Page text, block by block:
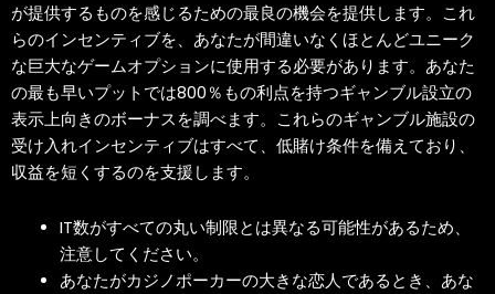
が提供するものを感じるための最良の機会を提供します。これ
らのインセンティブを、あなたが間違いなくほとんどユニーク
な巨大なゲームオプションに使用する必要があります。あなた
の最も早いプットでは800％もの利点を持つギャンブル設立の
表示上向きのボーナスを調べます。これらのギャンブル施設の
受け入れインセンティブはすべて、低賭け条件を備えており、
収益を短くするのを支援します。
IT数がすべての丸い制限とは異なる可能性があるため、
注意してください。
あなたがカジノポーカーの大きな恋人であるとき、あな